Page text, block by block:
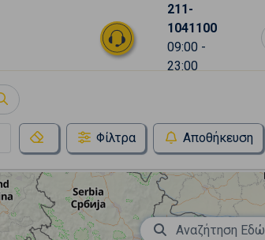
211-
1041100
09:00 -
23:00
Φίλτρα Αποθήκευση
Αναζήτηση Εδώ